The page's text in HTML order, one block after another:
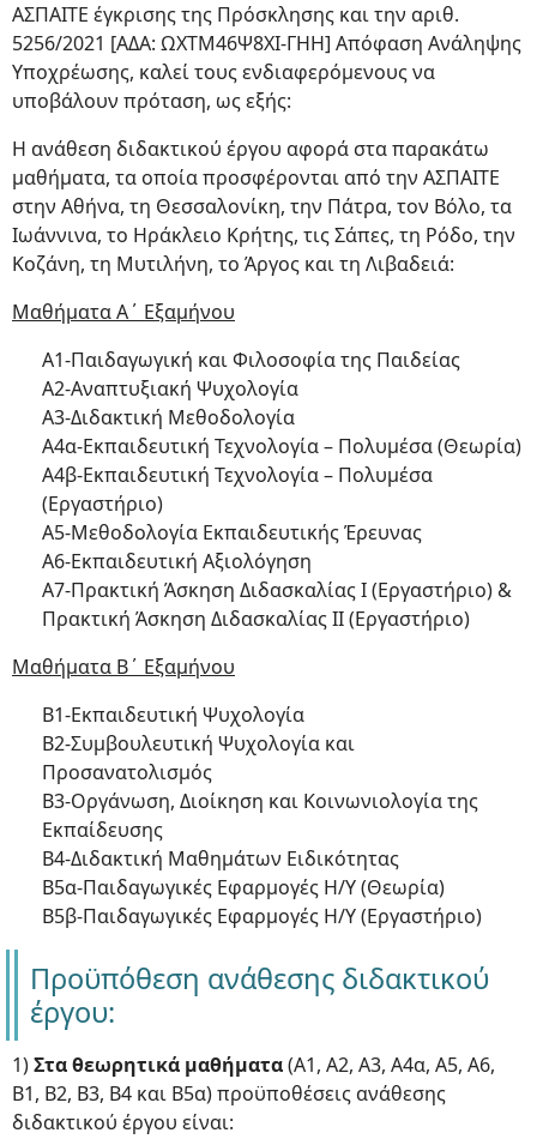
ΑΣΠΑΙΤΕ έγκρισης της Πρόσκλησης και την αριθ.
5256/2021 [ΑΔΑ: ΩΧΤΜ46Ψ8ΧΙ-ΓΗΗ] Απόφαση Ανάληψης
Υποχρέωσης, καλεί τους ενδιαφερόμενους να
υποβάλουν πρόταση, ως εξής:
H ανάθεση διδακτικού έργου αφορά στα παρακάτω
μαθήματα, τα οποία προσφέρονται από την ΑΣΠΑΙΤΕ
στην Αθήνα, τη Θεσσαλονίκη, την Πάτρα, τον Βόλο, τα
Ιωάννινα, το Ηράκλειο Κρήτης, τις Σάπες, τη Ρόδο, την
Κοζάνη, τη Μυτιλήνη, το Άργος και τη Λιβαδειά:
Μαθήματα Α΄ Εξαμήνου
Α1-Παιδαγωγική και Φιλοσοφία της Παιδείας
Α2-Αναπτυξιακή Ψυχολογία
Α3-Διδακτική Μεθοδολογία
Α4α-Εκπαιδευτική Τεχνολογία – Πολυμέσα (Θεωρία)
Α4β-Εκπαιδευτική Τεχνολογία – Πολυμέσα
(Εργαστήριο)
Α5-Μεθοδολογία Εκπαιδευτικής Έρευνας
Α6-Εκπαιδευτική Αξιολόγηση
Α7-Πρακτική Άσκηση Διδασκαλίας Ι (Εργαστήριο) &
Πρακτική Άσκηση Διδασκαλίας ΙΙ (Εργαστήριο)
Μαθήματα Β΄ Εξαμήνου
Β1-Εκπαιδευτική Ψυχολογία
Β2-Συμβουλευτική Ψυχολογία και
Προσανατολισμός
Β3-Οργάνωση, Διοίκηση και Κοινωνιολογία της
Εκπαίδευσης
Β4-Διδακτική Μαθημάτων Ειδικότητας
Β5α-Παιδαγωγικές Εφαρμογές Η/Υ (Θεωρία)
Β5β-Παιδαγωγικές Εφαρμογές Η/Υ (Εργαστήριο)
Προϋπόθεση ανάθεσης διδακτικού
έργου:
1)Στα θεωρητικά μαθήματα(Α1, Α2, Α3, Α4α, Α5, Α6,
Β1, Β2, Β3, Β4 και Β5α) προϋποθέσεις ανάθεσης
διδακτικού έργου είναι: